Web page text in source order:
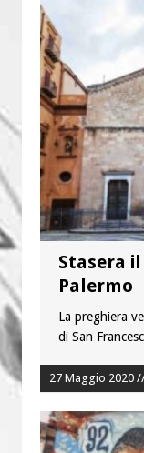
Stasera
Palermo
La preghiera
di San
27 Maggio 2020